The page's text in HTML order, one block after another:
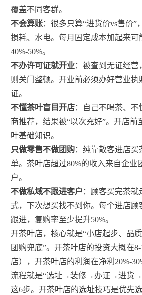
覆盖不同客群。
不会算账：很多只算“进货价vs售价”
损耗、水电。每月固定成本加起来可
40%-50%。
不办许可证就开业：被查到无证经营
则关门整顿。开业前必须办好营业执
证。
不懂茶叶盲目开店：自己不喝茶、不
商推荐，结果被“以次充好”。开店前
叶基础知识。
只做零售不做团购：纯靠散客进店
单。茶叶店超过80%的收入来自企业
户。
不做私域不跟进客户 ：顾客买完茶就
式，下次想买找不到你。每个进店顾
跟进，复购率至少提升50%。
开茶叶店，核心就是“小店起步、品
团购兜底”。开茶叶店的投资大概在
店），开茶叶店的利润在净利20%-
流程就是“选址→装修→办证→进货
这6步。开茶叶店的选址技巧是优先